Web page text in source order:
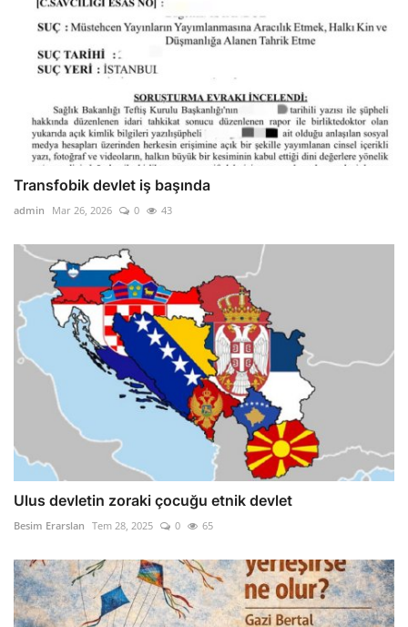
Transfobik devlet iş başında
admin Mar 26, 2026 0 43
Ulus devletin zoraki çocuğu etnik devlet
Besim Erarslan Tem 28, 2025 0 65